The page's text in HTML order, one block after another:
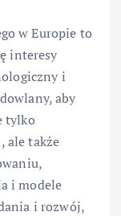
w Europie to
interesy
i
aby
tylko
ale także
i modele
i rozwój,